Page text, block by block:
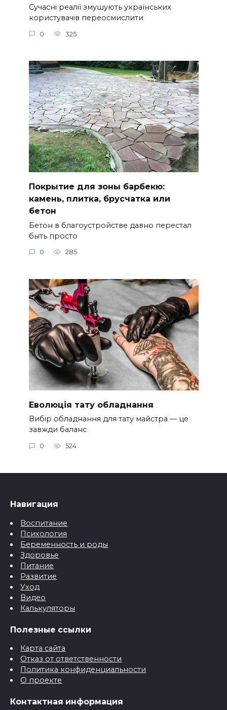
Сучасні реалії змушують українських
користувачів переосмислити
0 325
Покрытие для зоны барбекю:
камень, плитка, брусчатка или
бетон
Бетон в благоустройстве давно перестал
быть просто
0 285
Еволюція тату обладнання
Вибір обладнання для тату майстра — це
завжди баланс
0 524
Навигация
Воспитание
Психология
Беременность и роды
Здоровье
Питание
Развитие
Уход
Видео
Калькуляторы
Полезные ссылки
Карта сайта
Отказ от ответственности
Политика конфиденциальности
О проекте
Контактная информация